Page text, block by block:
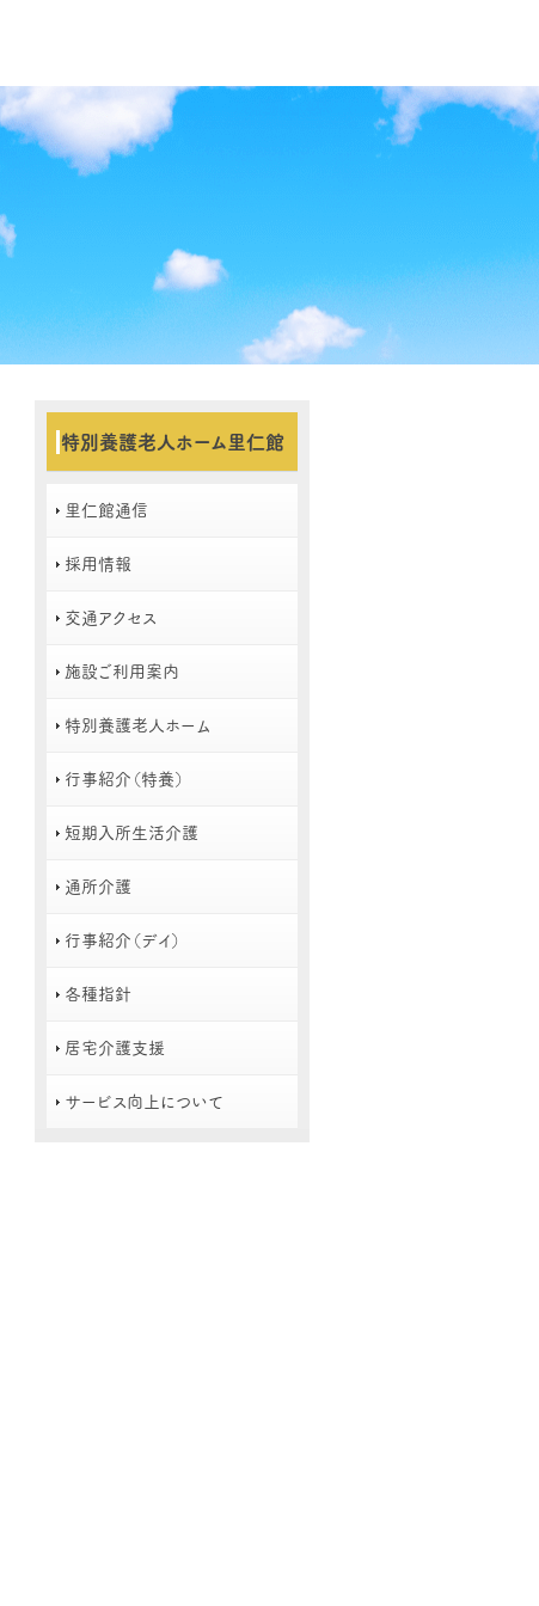
特別養護老人ホーム里仁館
里仁館通信
採用情報
交通アクセス
施設ご利用案内
特別養護老人ホーム
行事紹介（特養）
短期入所生活介護
通所介護
行事紹介（デイ）
各種指針
居宅介護支援
サービス向上について